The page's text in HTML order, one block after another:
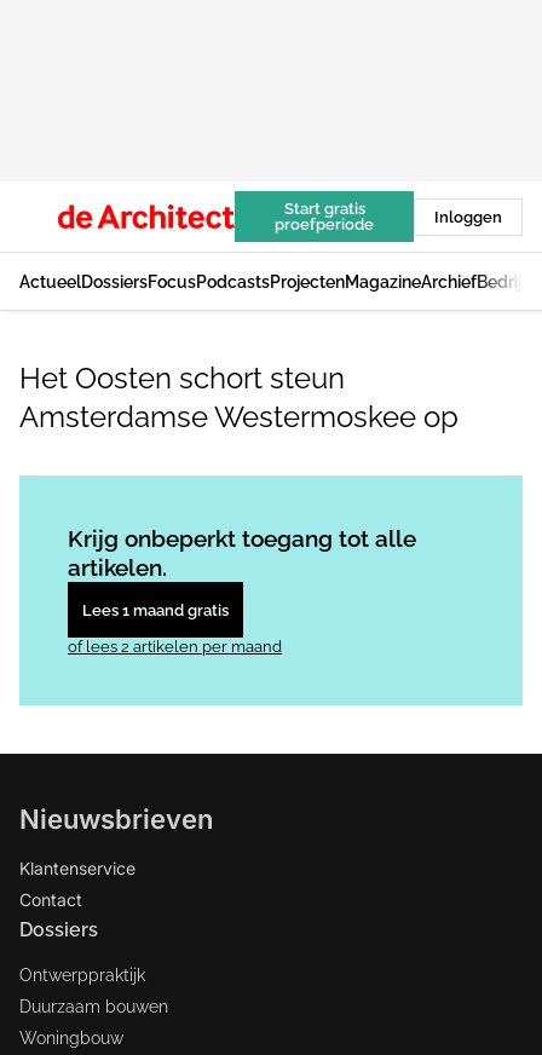
Start gratis
proefperiode
Inloggen
ActueelDossiersFocusPodcastsProjectenMagazineArchief
Het Oosten schort steun
Amsterdamse Westermoskee op
Krijg onbeperkt toegang tot alle
artikelen.
Lees 1 maand gratis
of lees 2 artikelen per maand
Nieuwsbrieven
Klantenservice
Contact
Dossiers
Ontwerppraktijk
Duurzaam bouwen
Woningbouw